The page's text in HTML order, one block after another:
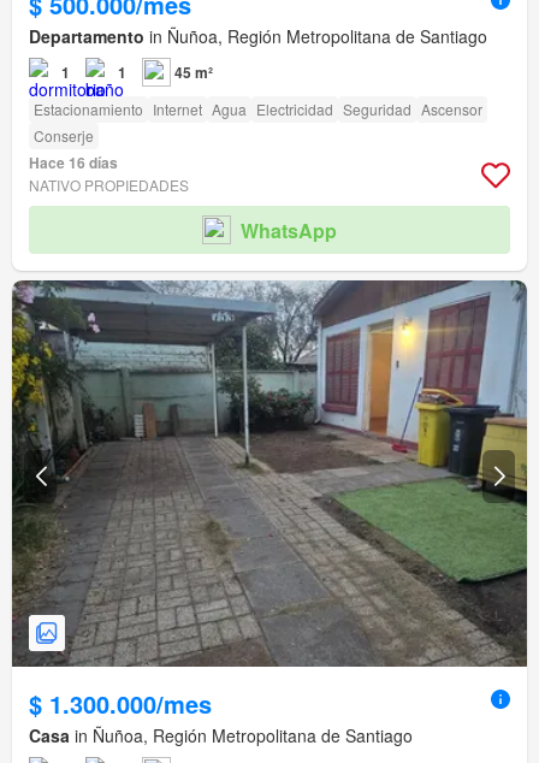
Departamento in Ñuñoa, Región Metropolitana de Santiago
1 1 45 m²
Estacionamiento Internet Agua Electricidad Seguridad Ascensor
Conserje
Hace 16 días
NATIVO PROPIEDADES
WhatsApp
$ 1.300.000/mes
Casa in Ñuñoa, Región Metropolitana de Santiago